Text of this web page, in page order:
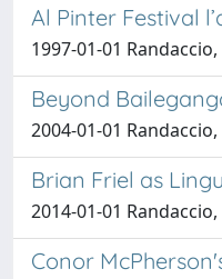
Al Pinter Festival
1997-01-01
Beyond
2004-01-01
Brian Friel as
2014-01-01
Conor